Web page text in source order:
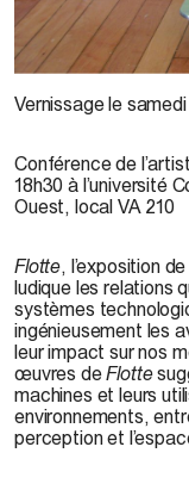
Vernissagele
Conférence de
18h30 à l’université
Ouest, local VA 210
Flotte, l’exposition
ludique les relations
systèmes
ingénieusement les
leur impact sur nos
œuvres deFlotte
machines et leurs
environnements,
perception et